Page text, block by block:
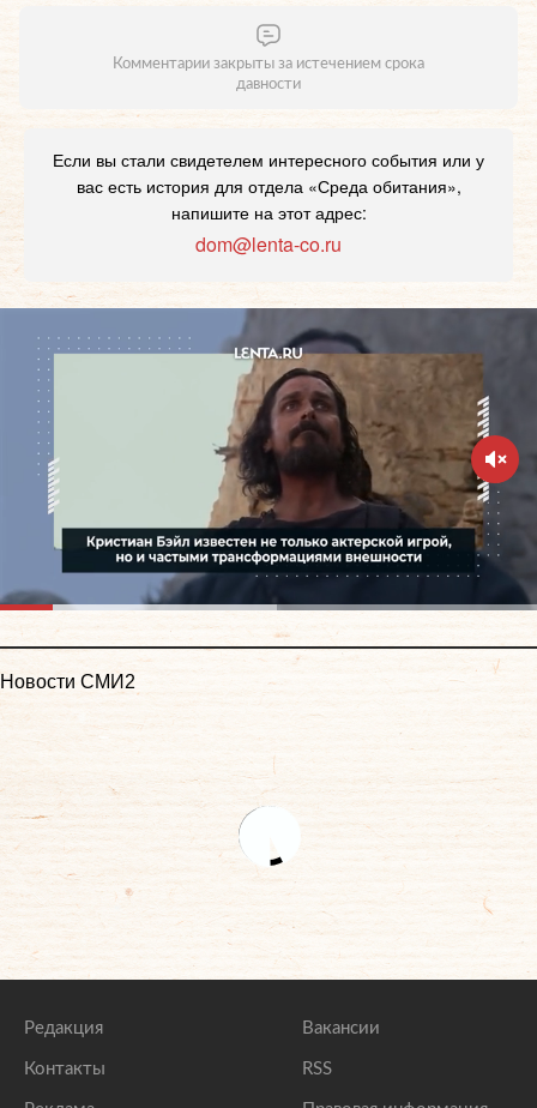
Комментарии закрыты за истечением срока
давности
Если вы стали свидетелем интересного события или у
вас есть история для отдела «Среда обитания»,
напишите на этот адрес:
dom@lenta-co.ru
Новости СМИ2
Редакция
Контакты
Вакансии
RSS